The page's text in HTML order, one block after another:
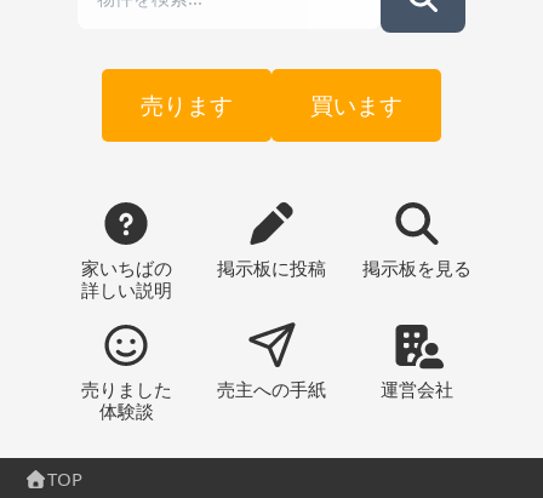
売ります 買います
家いちばの
詳しい説明
掲示板に投稿 掲示板 を見る
売りました
体験談
売主への手紙 運営会社
TOP